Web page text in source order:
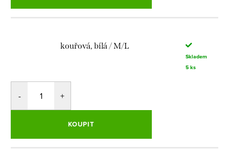
kouřová, bílá / M/L
Skladem
5 ks
KOUPIT